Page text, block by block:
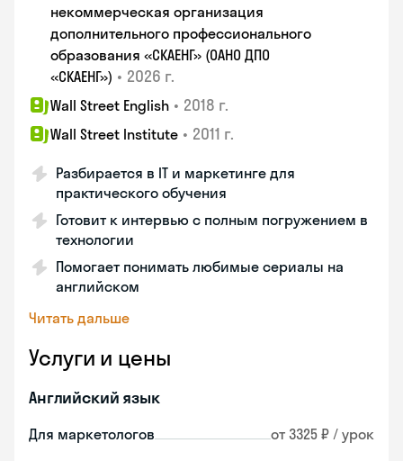
некоммерческая организация
дополнительного профессионального
образования «СКАЕНГ» (ОАНО ДПО
«СКАЕНГ») • 2026 г.
Wall Street English • 2018 г.
Wall Street Institute • 2011 г.
Разбирается в IT и маркетинге для
практического обучения
Готовит к интервью с полным погружением в
технологии
Помогает понимать любимые сериалы на
английском
Читать дальше
Услуги и цены
Английский язык
Для маркетологов от 3325 ₽ / урок